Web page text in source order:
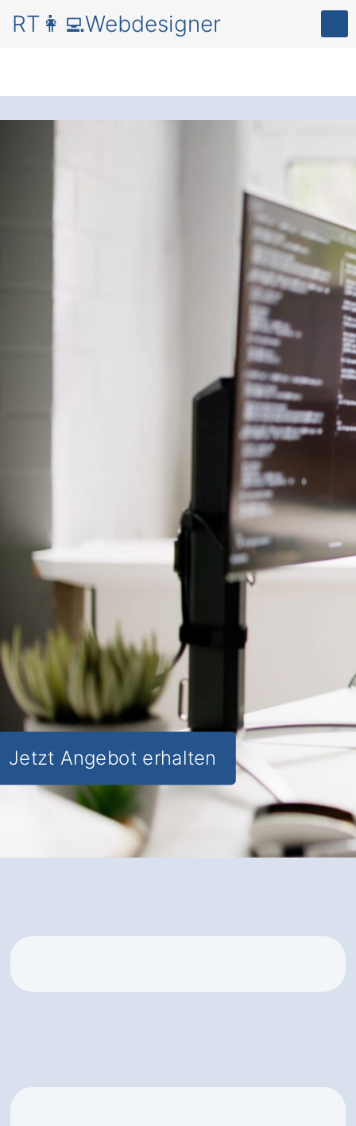
RT👩‍💻Webdesigner
Professionelles
Grimma Pöhsigfür
eine überzeugende
Online-Präsenz.
Der Webdesigner in Grimma Pöhsig:
Eine moderne und ansprechende
Ihre Marke
; für einen
Auftritt im digitalen
✅ Unverbindliche & Kostenfreie
Erstberatung
✅Individuelle Gestaltungdurch
erfahrene Webdesigner
✅ Nutzerfreundliche und responsive
Designs
✅ Inkl.
SEO-Optimierung
Sichtbarkeit
Jetzt Angebot erhalten